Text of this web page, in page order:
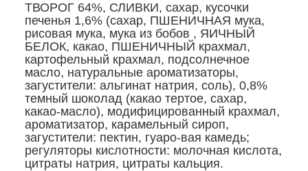
ТВОРОГ 64%, СЛИВКИ, сахар, кусочки
печенья 1,6% (сахар, ПШЕНИЧНАЯ мука,
рисовая мука, мука из бобов , ЯИЧНЫЙ
БЕЛОК, какао, ПШЕНИЧНЫЙ крахмал,
картофельный крахмал, подсолнечное
масло, натуральные ароматизаторы,
загустители: альгинат натрия, соль), 0,8%
темный шоколад (какао тертое, сахар,
какао-масло), модифицированный крахмал,
ароматизатор, карамельный сироп,
загустители: пектин, гуаро-вая камедь;
регуляторы кислотности: молочная кислота,
цитраты натрия, цитраты кальция.